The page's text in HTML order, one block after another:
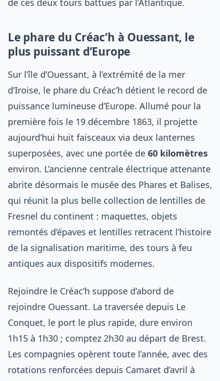
de ces deux tours battues par l’Atlantique.
Le phare du Créac’h à Ouessant, le
plus puissant d’Europe
Sur l’île d’Ouessant, à l’extrémité de la mer
d’Iroise, le phare du Créac’h détient le record de
puissance lumineuse d’Europe. Allumé pour la
première fois le 19 décembre 1863, il projette
aujourd’hui huit faisceaux via deux lanternes
superposées, avec une portée de 60 kilomètres
environ. L’ancienne centrale électrique attenante
abrite désormais le musée des Phares et Balises,
qui réunit la plus belle collection de lentilles de
Fresnel du continent : maquettes, objets
remontés d’épaves et lentilles retracent l’histoire
de la signalisation maritime, des tours à feu
antiques aux dispositifs modernes.
Rejoindre le Créac’h suppose d’abord de
rejoindre Ouessant. La traversée depuis Le
Conquet, le port le plus rapide, dure environ
1h15 à 1h30 ; comptez 2h30 au départ de Brest.
Les compagnies opèrent toute l’année, avec des
rotations renforcées depuis Camaret d’avril à